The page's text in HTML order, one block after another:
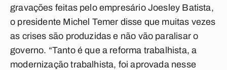
gravações feitas pelo empresário Joesley Batista,
o presidente Michel Temer disse que muitas vezes
as crises são produzidas e não vão paralisar o
governo. “Tanto é que a reforma trabalhista, a
modernização trabalhista, foi aprovada nesse